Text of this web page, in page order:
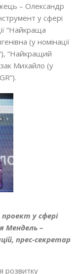
– Олександр
у сфері
“Найкраща
(у номінації
“Найкращий
Михайло (у
у сфері
Мендель –
прес-секретар
розвитку